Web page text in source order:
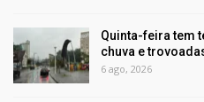
Quinta-feira tem
chuva e
6 ago, 2026